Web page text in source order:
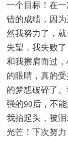
一个目标！在
错的成绩，因
然我努力了，
失望，我失败
和我擦肩而过
的眼睛，真的
的梦想破碎了
强的90后，不
我抬起头，被
光芒！下次努